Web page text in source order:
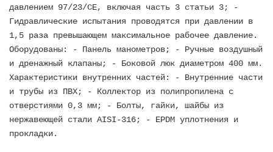
давлением 97/23/CE, включая часть 3 статьи 3; -
Гидравлические испытания проводятся при давлении в
1,5 раза превышающем максимальное рабочее давление.
Оборудованы: - Панель манометров; - Ручные воздушный
и дренажный клапаны; - Боковой люк диаметром 400 мм.
Характеристики внутренних частей: - Внутренние части
и трубы из ПВХ; - Коллектор из полипропилена с
отверстиями 0,3 мм; - Болты, гайки, шайбы из
нержавеющей стали AISI-316; - EPDM уплотнения и
прокладки.